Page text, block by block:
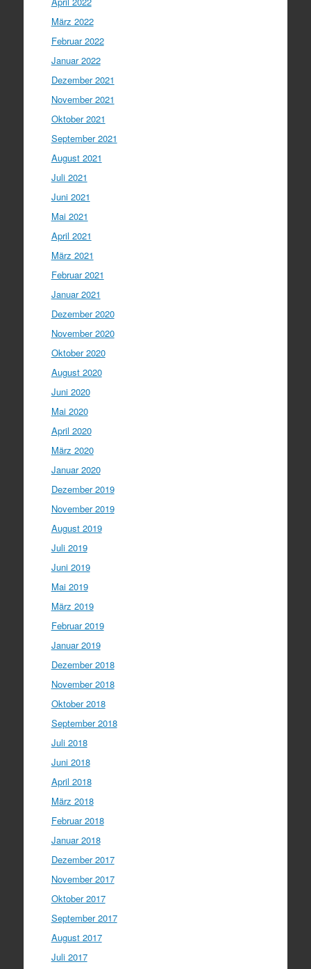
März 2022
Februar 2022
Januar 2022
Dezember 2021
November 2021
Oktober 2021
September 2021
August 2021
Juli 2021
Juni 2021
Mai 2021
April 2021
März 2021
Februar 2021
Januar 2021
Dezember 2020
November 2020
Oktober 2020
August 2020
Juni 2020
Mai 2020
April 2020
März 2020
Januar 2020
Dezember 2019
November 2019
August 2019
Juli 2019
Juni 2019
Mai 2019
März 2019
Februar 2019
Januar 2019
Dezember 2018
November 2018
Oktober 2018
September 2018
Juli 2018
Juni 2018
April 2018
März 2018
Februar 2018
Januar 2018
Dezember 2017
November 2017
Oktober 2017
September 2017
August 2017
Juli 2017